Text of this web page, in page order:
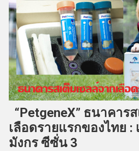
“PetgeneX” ธนาคาร
เลือดรายแรกของไทย
มังกร ซีซั่น 3